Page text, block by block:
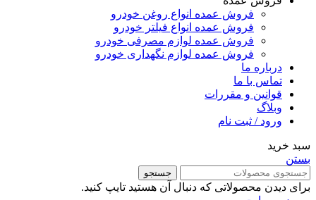
فروش عمده انواع روغن خودرو
فروش عمده انواع فیلتر خودرو
فروش عمده لوازم مصرفی خودرو
فروش عمده لوازم نگهداری خودرو
درباره ما
تماس با ما
قوانین و مقررات
وبلاگ
ورود / ثبت نام
سبد خرید
بستن
جستجو
برای دیدن محصولاتی که دنبال آن هستید تایپ کنید.